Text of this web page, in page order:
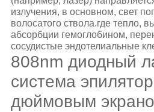
излучения, в основном, свет
волосатого ствола.где тепло,
абсорбции гемоглобином,
сосудистые эндотелиальные
808nm диодный
система
дюймовым